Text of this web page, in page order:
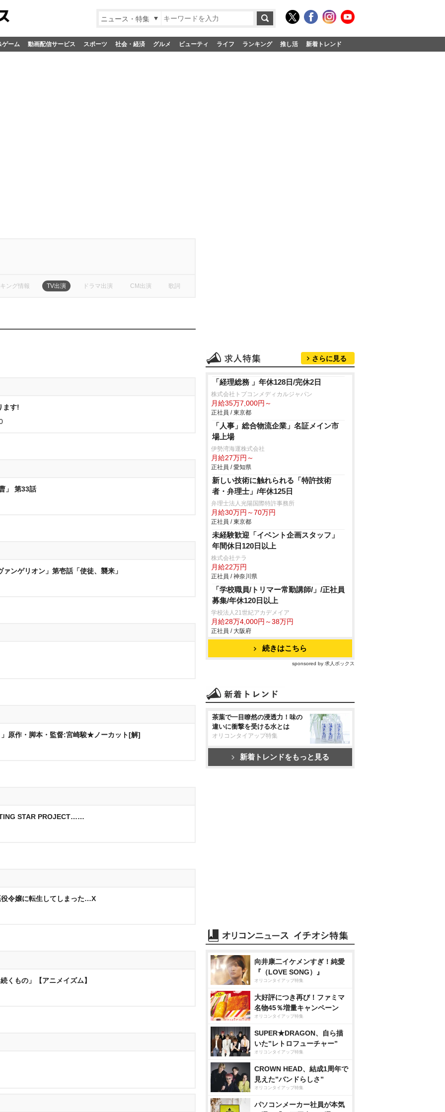
ニュース・特集
ゲーム 動画配信サービス スポーツ 社会・経済 グルメ ビューティ ライフ ランキング 推し活 新着トレンド
ング情報 TV出演 ドラマ出演 CM出演 歌詞
ます!
」 第33話
ンゲリオン」第壱話「使徒、襲来」
原作・脚本・監督:宮崎駿★ノーカット[解]
STAR PROJECT……
令嬢に転生してしまった…X
くもの」【アニメイズム】
さらに見る
「経理総務 」年休128日/完休2日
株式会社トプコンメディカルジャパン
月給35万7,000円～
正社員 / 東京都
「人事」総合物流企業」名証メイン市
場上場
伊勢湾海運株式会社
月給27万円～
正社員 / 愛知県
新しい技術に触れられる「特許技術
者・弁理士」/年休125日
弁理士法人光陽国際特許事務所
月給30万円～70万円
正社員 / 東京都
未経験歓迎「イベント企画スタッフ」
年間休日120日以上
株式会社テラ
月給22万円
正社員 / 神奈川県
「学校職員/トリマー常勤講師/」/正社員
募集/年休120日以上
学校法人21世紀アカデメイア
月給28万4,000円～38万円
正社員 / 大阪府
続きはこちら
sponsored by 求人ボックス
茶葉で一目瞭然の浸透力！味の
違いに衝撃を受ける水とは
オリコンタイアップ特集
新着トレンドをもっと見る
向井康二イケメンすぎ！純愛
『（LOVE SONG）』
オリコンタイアップ特集
大好評につき再び！ファミマ
名物45％増量キャンペーン
オリコンタイアップ特集
SUPER★DRAGON、自ら描
いた”レトロフューチャー”
オリコンタイアップ特集
CROWN HEAD、結成1周年で
見えた”バンドらしさ”
オリコンタイアップ特集
パソコンメーカー社員が本気